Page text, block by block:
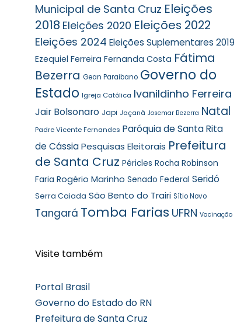
Municipal de Santa Cruz Eleições
2018 Eleições 2020 Eleições 2022
Eleições 2024 Eleições Suplementares 2019
Ezequiel Ferreira Fernanda Costa Fátima
Bezerra Gean Paraibano Governo do
Estado Igreja Católica Ivanildinho Ferreira
Jair Bolsonaro Japi Jaçanã Josemar Bezerra Natal
Padre Vicente Fernandes Paróquia de Santa Rita
de Cássia Pesquisas Eleitorais Prefeitura
de Santa Cruz Péricles Rocha Robinson
Faria Rogério Marinho Senado Federal Seridó
Serra Caiada São Bento do Trairi Sítio Novo
Tangará Tomba Farias UFRN Vacinação
Visite também
Portal Brasil
Governo do Estado do RN
Prefeitura de Santa Cruz